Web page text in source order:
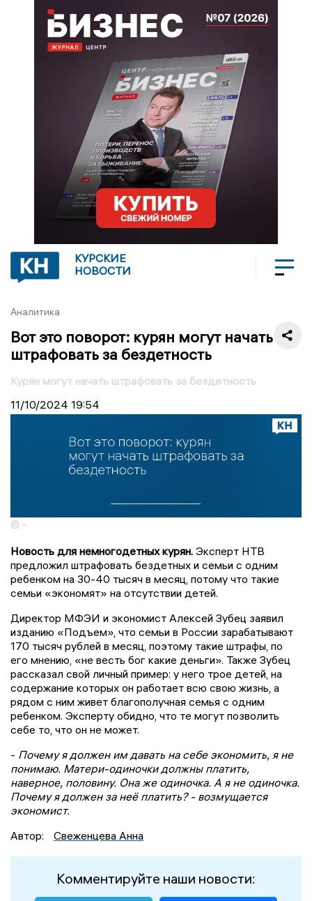
КУРСКИЕ
НОВОСТИ
Аналитика
Вот это поворот: курян могут начать
штрафовать за бездетность
Курян могут начать штрафовать за бездетность
11/10/2024 19:54
© -
Новость для немногодетных курян. Эксперт НТВ
предложил штрафовать бездетных и семьи с одним
ребенком на 30-40 тысяч в месяц, потому что такие
семьи «экономят» на отсутствии детей.
Директор МФЭИ и экономист Алексей Зубец заявил
изданию «Подъем», что семьи в России зарабатывают
170 тысяч рублей в месяц, поэтому такие штрафы, по
его мнению, «не весть бог какие деньги». Также Зубец
рассказал свой личный пример: у него трое детей, на
содержание которых он работает всю свою жизнь, а
рядом с ним живет благополучная семья с одним
ребенком. Эксперту обидно, что те могут позволить
себе то, что он не может.
- Почему я должен им давать на себе экономить, я не
понимаю. Матери-одиночки должны платить,
наверное, половину. Она же одиночка. А я не одиночка.
Почему я должен за неё платить? - возмущается
экономист.
Автор:
Свеженцева Анна
Комментируйте наши новости: